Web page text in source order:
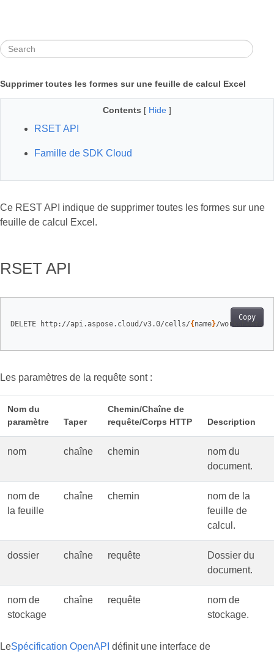
Supprimer toutes les formes sur une feuille de calcul Excel
Contents [ Hide ]
RSET API
Famille de SDK Cloud
Ce REST API indique de supprimer toutes les formes sur une
feuille de calcul Excel.
RSET API
Copy
DELETE http://api.aspose.cloud/v3.0/cells/{ name}/worksheets/
Les paramètres de la requête sont :
Nom du
paramètre
Taper
Chemin/Chaîne de
requête/Corps HTTP
Description
nom chaîne chemin
nom du
document.
nom de
la feuille
chaîne chemin
nom de la
feuille de
calcul.
dossier chaîne requête
Dossier du
document.
nom de
stockage
chaîne requête
nom de
stockage.
LeSpécification OpenAPI définit une interface de